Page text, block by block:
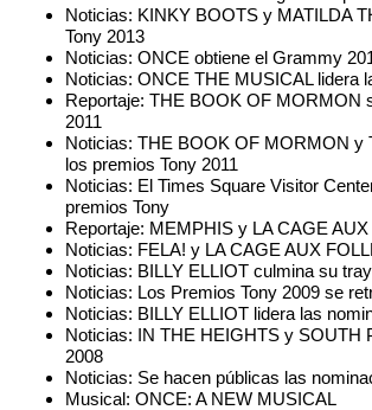
Noticias: KINKY BOOTS y MATILDA
Tony 2013
Noticias: ONCE obtiene el Grammy
Noticias: ONCE THE MUSICAL lidera
Reportaje: THE BOOK OF MORMON
2011
Noticias: THE BOOK OF MORMON y
los premios Tony 2011
Noticias: El Times Square Visitor
premios Tony
Reportaje: MEMPHIS y LA CAGE
Noticias: FELA! y LA CAGE AUX
Noticias: BILLY ELLIOT culmina su
Noticias: Los Premios Tony 2009 se
Noticias: BILLY ELLIOT lidera las
Noticias: IN THE HEIGHTS y SOUTH
2008
Noticias: Se hacen públicas las
Musical: ONCE: A NEW MUSICAL